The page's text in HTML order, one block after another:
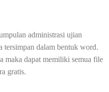
administrasi ujian
tersimpan dalam bentuk word.
maka dapat memiliki semua file
gratis.